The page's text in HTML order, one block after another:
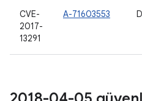
CVE-
2017-
13291
A-71603553